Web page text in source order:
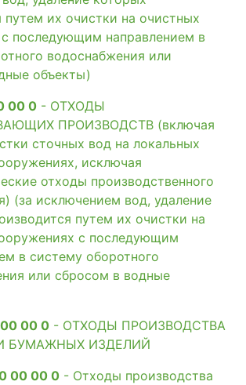
путем их очистки на очистных
последующим направлением в
водоснабжения или
объекты)
00 0 - ОТХОДЫ
ПРОИЗВОДСТВ (включая
сточных вод на локальных
исключая
отходы производственного
(за исключением вод, удаление
путем их очистки на
с последующим
в систему оборотного
или сбросом в водные
00 0 - ОТХОДЫ ПРОИЗВОДСТВА
БУМАЖНЫХ ИЗДЕЛИЙ
00 00 0 - Отходы производства